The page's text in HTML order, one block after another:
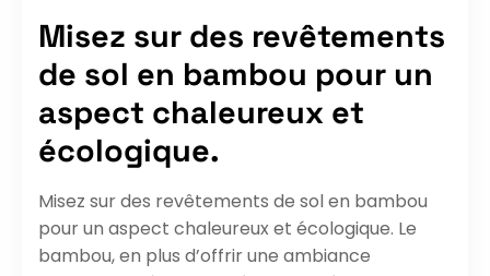
Misez sur des revêtements
de sol en bambou pour un
aspect chaleureux et
écologique.
Misez sur des revêtements de sol en bambou
pour un aspect chaleureux et écologique. Le
bambou, en plus d’offrir une ambiance